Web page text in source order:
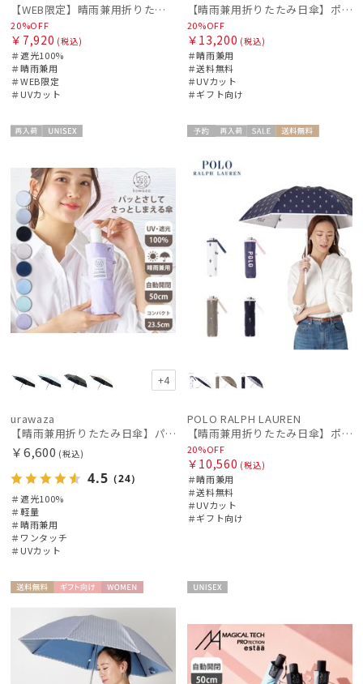
【WEB限定】晴雨兼用折りたたみ日傘 ポロ ラルフ ローレン（POLO RALPH LAUREN）シャンブレーレース 遮光100 UV100
20%OFF
￥7,920 (税込)
＃遮光100%
＃晴雨兼用
＃WEB限定
＃UVカット
【晴雨兼用折りたたみ日傘】ポロ ラルフ ローレン (POLO RALPH LAUREN) フローラル刺繍 遮光 遮熱 UV
20%OFF
￥13,200 (税込)
＃晴雨兼用
＃送料無料
＃UVカット
＃ギフト向け
+4
urawaza
【晴雨兼用折りたたみ日傘】パッとさして、サッとしまえる傘コワザ(kowaza) プレーン 50 遮光100% UV100% 自動開閉傘 ワンタッチ
￥6,600 (税込)
4.5 （24）
＃遮光100%
＃軽量
＃晴雨兼用
＃ワンタッチ
＃UVカット
荷
ギフト
向け
N
POLO RALPH LAUREN
【晴雨兼用折りたたみ日傘】ポロ ラルフ ローレン (POLO RALPH LAUREN) カラーベア 遮光 遮熱 UV 晴雨兼用
20%OFF
￥10,560 (税込)
＃晴雨兼用
＃送料無料
＃UVカット
＃ギフト向け
向け
N